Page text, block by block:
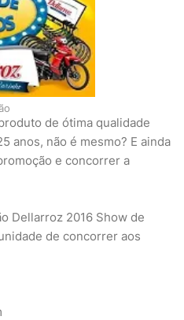
de ótima qualidade
anos, não é mesmo? E ainda
e concorrer a
Dellarroz 2016 Show de
de concorrer aos